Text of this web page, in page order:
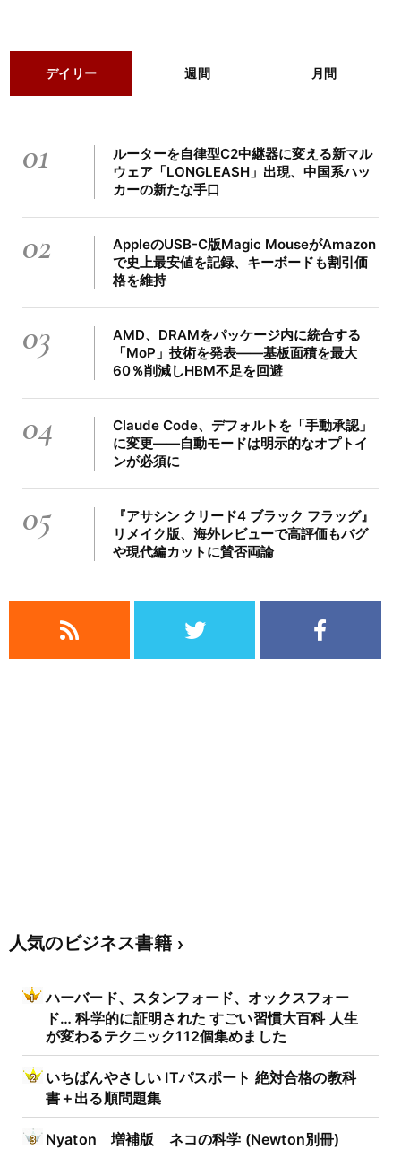
デイリー 週間 月間
01
ルーターを自律型C2中継器に変える新マル
ウェア「LONGLEASH」出現、中国系ハッ
カーの新たな手口
02
AppleのUSB-C版Magic MouseがAmazon
で史上最安値を記録、キーボードも割引価
格を維持
03
AMD、DRAMをパッケージ内に統合する
「MoP」技術を発表――基板面積を最大
60％削減しHBM不足を回避
04
Claude Code、デフォルトを「手動承認」
に変更――自動モードは明示的なオプトイ
ンが必須に
05
『アサシン クリード4 ブラック フラッグ』
リメイク版、海外レビューで高評価もバグ
や現代編カットに賛否両論
人気のビジネス書籍
ハーバード、スタンフォード、オックスフォー
ド… 科学的に証明された すごい習慣大百科 人生
が変わるテクニック112個集めました
いちばんやさしい ITパスポート 絶対合格の教科
書＋出る順問題集
Nyaton 増補版 ネコの科学 (Newton別冊)